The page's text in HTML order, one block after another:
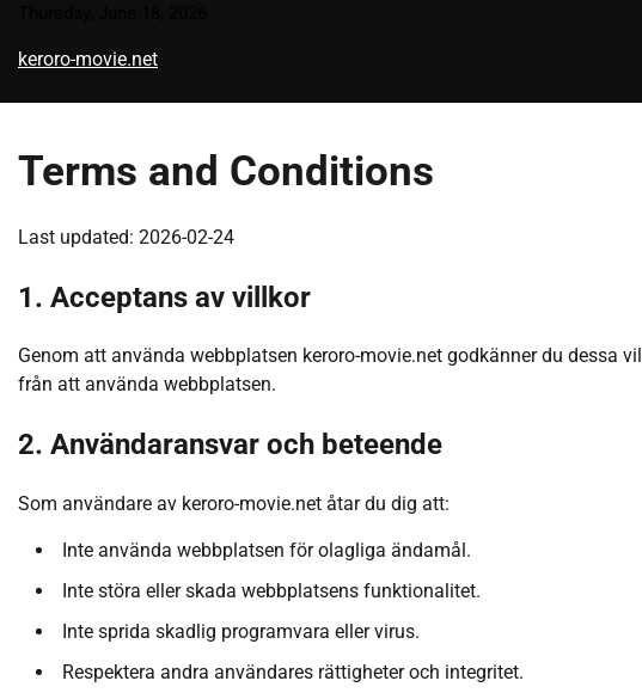
content
keroro-movie.net
Terms and Conditions
Last updated: 2026-02-24
1. Acceptans av villkor
Genom att använda webbplatsen keroro-movie.net godkänner du dessa
från att använda webbplatsen.
2. Användaransvar och beteende
Som användare av keroro-movie.net åtar du dig att:
Inte använda webbplatsen för olagliga ändamål.
Inte störa eller skada webbplatsens funktionalitet.
Inte sprida skadlig programvara eller virus.
Respektera andra användares rättigheter och integritet.